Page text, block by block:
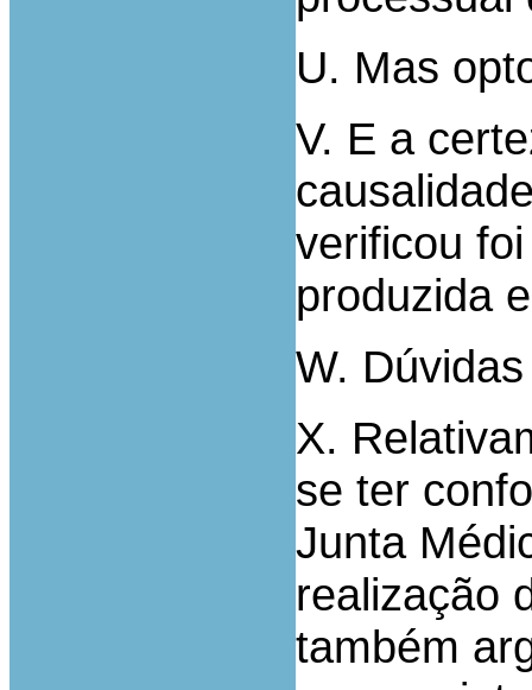
U. Mas
V. E a
verificou
produzida
W.
X.
se ter
Junta
realização
também